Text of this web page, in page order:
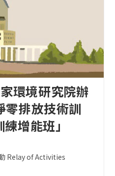
環境研究院辦
排放技術訓
增能班」
Relay of Activities